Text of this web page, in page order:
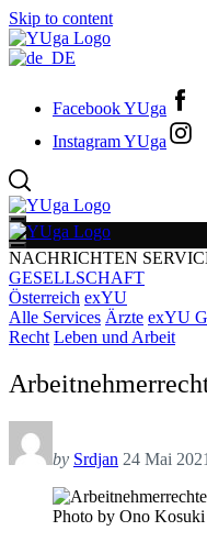
Skip to content
Facebook YUga
Instagram YUga
NACHRICHTEN
GESELLSCHAFT
Österreich exYU
Alle Services Ärzte exYU
Recht Leben und Arbeit
by Srdjan 24 Mai
Photo by Ono